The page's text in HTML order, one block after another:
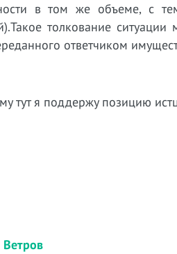
в том же объеме, с
толкование
ответчиком
тут я поддержу позицию
Ветров